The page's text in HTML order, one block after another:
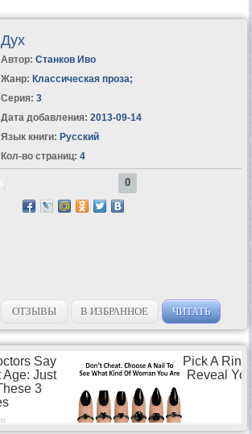
Дух
Автор: Станков Иво
Жанр: Классическая проза;
Серия: 3
Дата добавления: 2013-09-14
Язык книги: Русский
Кол-во страниц: 4
0
ОТЗЫВЫ В ИЗБРАННОЕ ЧИТАТЬ